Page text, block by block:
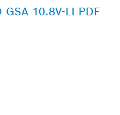
GSA 10.8V-LI PDF